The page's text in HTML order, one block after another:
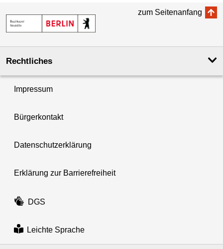
zum Seitenanfang
Rechtliches
Impressum
Bürgerkontakt
Datenschutzerklärung
Erklärung zur Barrierefreiheit
DGS
Leichte Sprache